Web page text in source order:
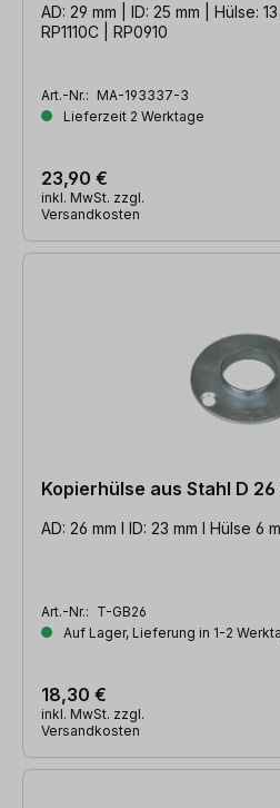
AD: 29 mm | ID: 25 mm | Hülse:
RP1110C | RP0910
Art.-Nr.: MA-193337-3
Lieferzeit 2 Werktage
23,90 €
inkl. MwSt. zzgl.
Versandkosten
Kopierhülse aus Stahl D 26
AD: 26 mm l ID: 23 mm l
Art.-Nr.: T-GB26
Auf Lager, Lieferung in 1-2
18,30 €
inkl. MwSt. zzgl.
Versandkosten